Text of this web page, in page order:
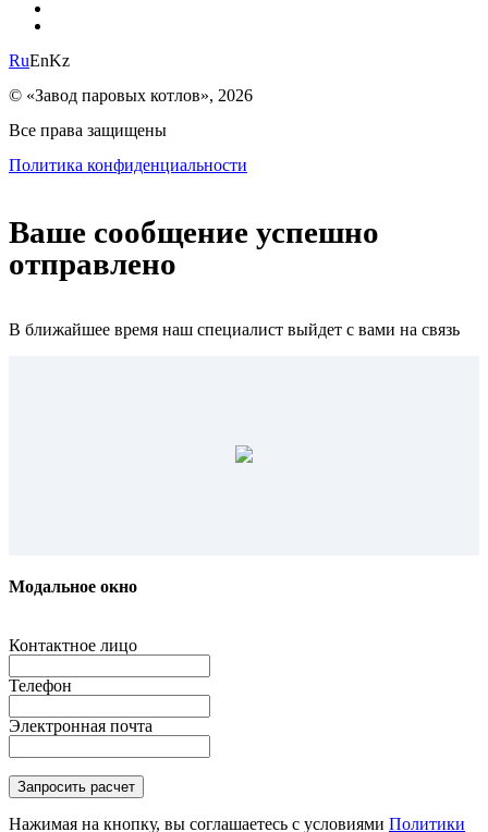
RuEnKz
© «Завод паровых котлов», 2026
Все права защищены
Политика конфиденциальности
Ваше сообщение успешно
отправлено
В ближайшее время наш специалист выйдет с вами на связь
Модальное окно
Контактное лицо
Телефон
Электронная почта
Нажимая на кнопку, вы соглашаетесь с условиями Политики